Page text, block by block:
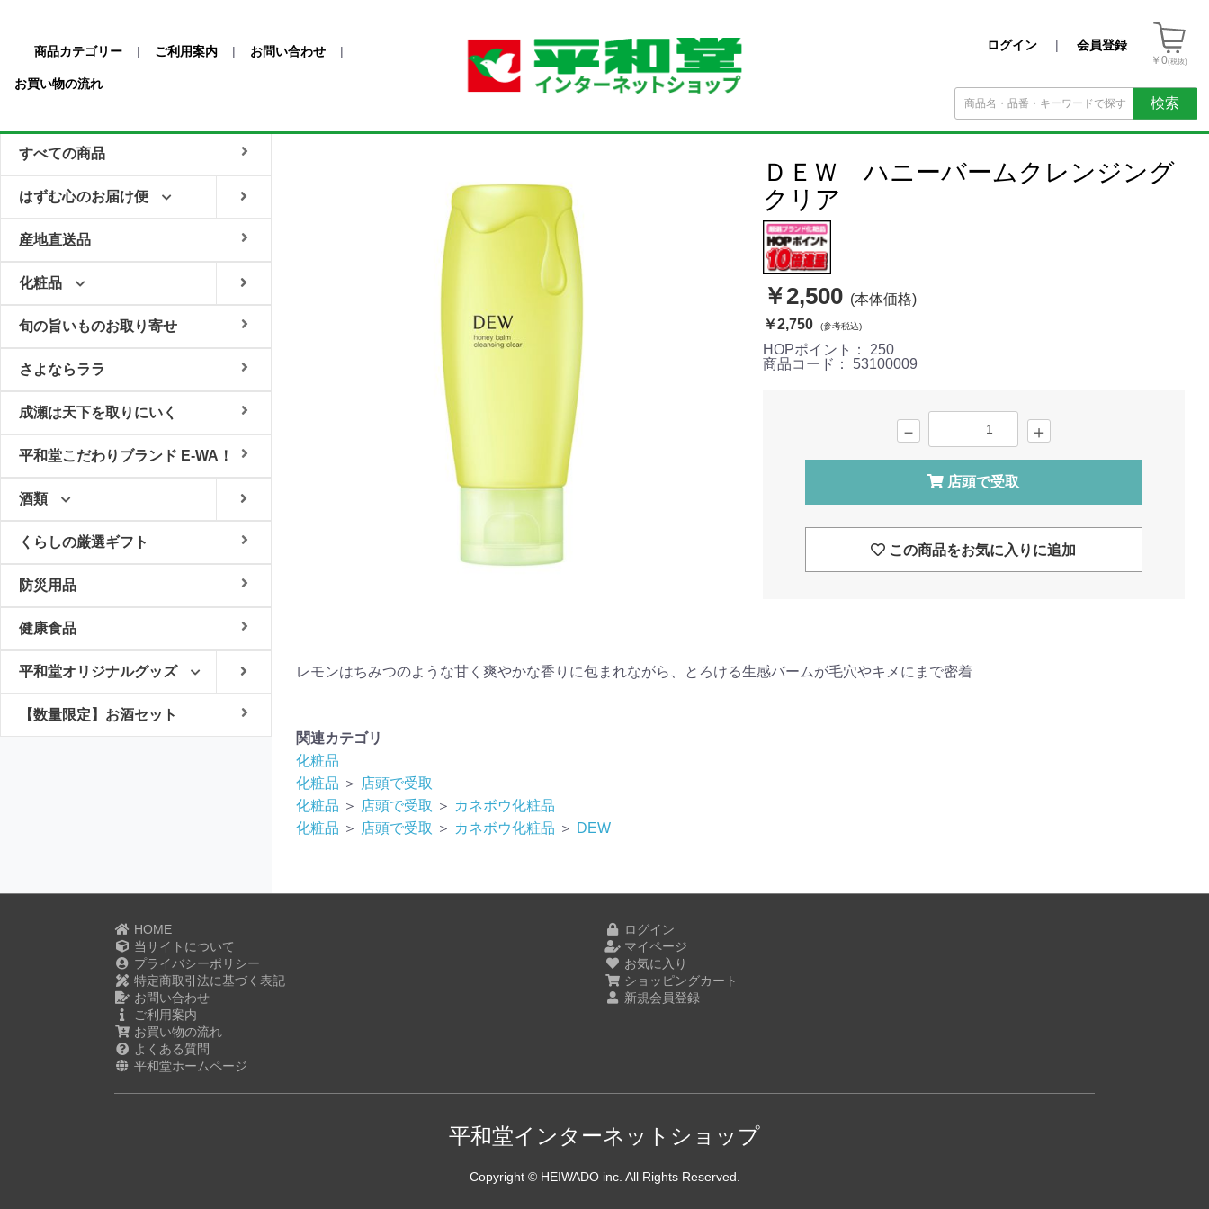
商品カテゴリー | ご利用案内 | お問い合わせ |
お買い物の流れ
ログイン | 会員登録
￥0(税抜)
検索
ＤＥＷ ハニーバームクレンジング
クリア
￥2,500 (本体価格)
￥2,750
(参考税込)
HOPポイント： 250
商品コード： 53100009
－ ＋
店頭で受取
この商品をお気に入りに追加
レモンはちみつのような甘く爽やかな香りに包まれながら、とろける生感バームが毛穴やキメにまで密着
関連カテゴリ
化粧品
化粧品 ＞ 店頭で受取
化粧品 ＞ 店頭で受取 ＞ カネボウ化粧品
化粧品 ＞ 店頭で受取 ＞ カネボウ化粧品 ＞ DEW
すべての商品
はずむ心のお届け便
産地直送品
化粧品
旬の旨いものお取り寄せ
さよならララ
成瀬は天下を取りにいく
平和堂こだわりブランド E-WA！
酒類
くらしの厳選ギフト
防災用品
健康食品
平和堂オリジナルグッズ
【数量限定】お酒セット
HOME
当サイトについて
プライバシーポリシー
特定商取引法に基づく表記
お問い合わせ
ご利用案内
お買い物の流れ
よくある質問
平和堂ホームページ
ログイン
マイページ
お気に入り
ショッピングカート
新規会員登録
平和堂インターネットショップ
Copyright © HEIWADO inc. All Rights Reserved.